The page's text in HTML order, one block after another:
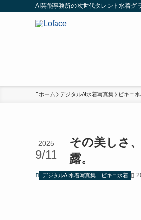
AI芸能事務所の次世代タレント水着グ
ホーム デジタルAI水着写真集 ビキニ
その美しさ
露。
2025
9/11
デジタルAI水着写真集 ビキニ水着